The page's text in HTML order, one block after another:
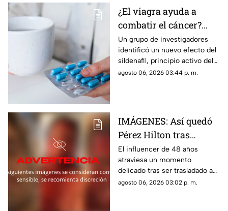
¿El viagra ayuda a
combatir el cáncer?
Estudio revela que
podría frenar la
metástasis
Un grupo de investigadores
identificó un nuevo efecto del
sildenafil, principio activo del
viagra, que podría cambiar su
agosto 06, 2026 03:44 p. m.
IMÁGENES: Así quedó
Pérez Hilton tras
agresiones durante en
vivo de TikTok
El influencer de 48 años
atraviesa un momento
delicado tras ser trasladado a
un hospital por cuerpos de
agosto 06, 2026 03:02 p. m.